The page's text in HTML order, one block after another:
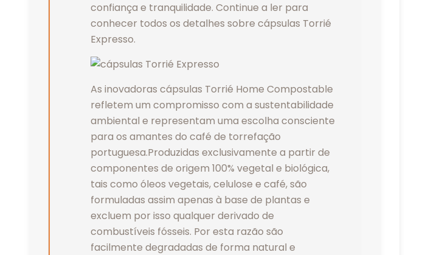
confiança e tranquilidade. Continue a ler para
conhecer todos os detalhes sobre cápsulas Torrié
Expresso.
As inovadoras cápsulas Torrié Home Compostable
refletem um compromisso com a sustentabilidade
ambiental e representam uma escolha consciente
para os amantes do café de torrefação
portuguesa.Produzidas exclusivamente a partir de
componentes de origem 100% vegetal e biológica,
tais como óleos vegetais, celulose e café, são
formuladas assim apenas à base de plantas e
excluem por isso qualquer derivado de
combustíveis fósseis. Por esta razão são
facilmente degradadas de forma natural e